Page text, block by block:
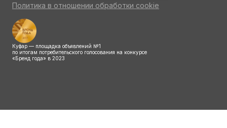
Политика в отношении обработки cookie
Куфар — площадка объявлений №1
по итогам потребительского голосования на конкурсе
«Бренд года» в 2023